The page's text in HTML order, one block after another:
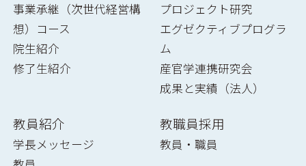
事業承継（次世代経営構
想）コース
院生紹介
修了生紹介
プロジェクト研究
エグゼクティブプログラ
ム
産官学連携研究会
成果と実績（法人）
教員紹介
学長メッセージ
教職員採用
教員・職員